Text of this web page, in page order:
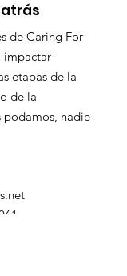
de Caring For
impactar
etapas de la
de la
nadie